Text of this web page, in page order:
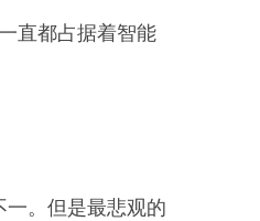
直都占据着智能
。但是最悲观的